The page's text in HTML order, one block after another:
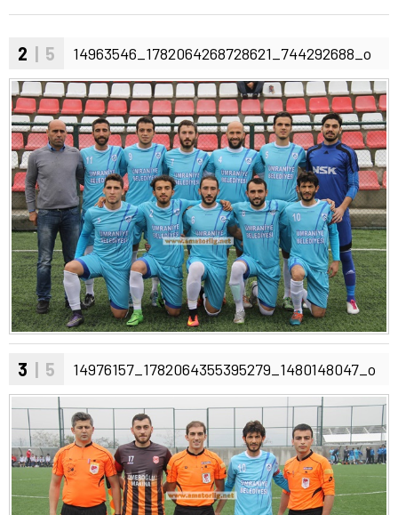
2 | 5 14963546_1782064268728621_744292688_o
3 | 5 14976157_1782064355395279_1480148047_o